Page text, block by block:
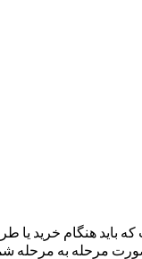
هنگام خرید یا
مرحله به مرحله